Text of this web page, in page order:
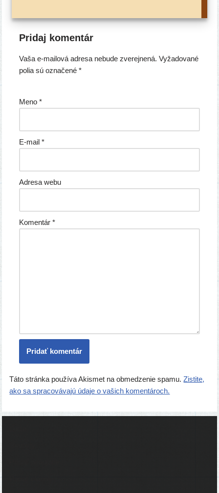
Pridaj komentár
Vaša e-mailová adresa nebude zverejnená. Vyžadované
polia sú označené*
Meno*
E-mail*
Adresa webu
Komentár*
Táto stránka používa Akismet na obmedzenie spamu.Zistite,
ako sa spracovávajú údaje o vašich komentároch.